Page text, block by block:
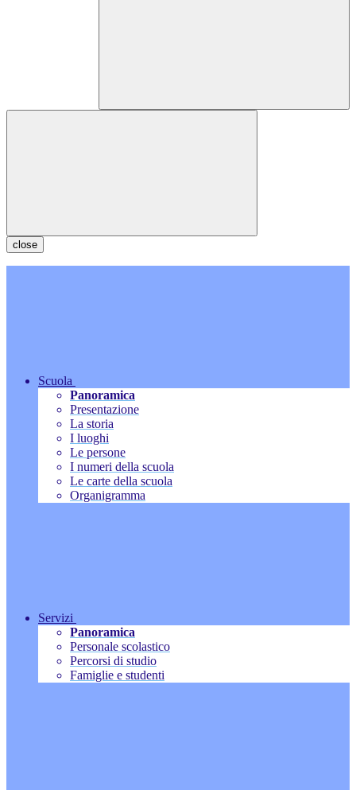
close
Scuola
Panoramica
Presentazione
La storia
I luoghi
Le persone
I numeri della scuola
Le carte della scuola
Organigramma
Servizi
Panoramica
Personale scolastico
Percorsi di studio
Famiglie e studenti